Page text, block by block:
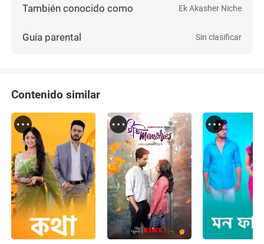
También conocido como Ek Akasher Niche
Guía parental Sin clasificar
Contenido similar